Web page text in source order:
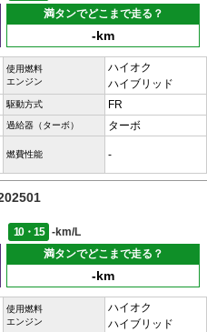
満タンでどこまで走る？
-km
使用燃料
エンジン
ハイオク
ハイブリッド
駆動方式 FR
過給器（ターボ） ターボ
燃費性能 -
10・15
-km/L
満タンでどこまで走る？
-km
使用燃料
エンジン
ハイオク
ハイブリッド